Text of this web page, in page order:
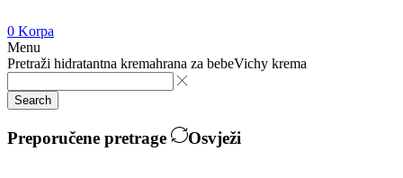
0 Korpa
Menu
Pretraži hidratantna kremahrana za bebeVichy krema
Search
Preporučene pretrage Osvježi